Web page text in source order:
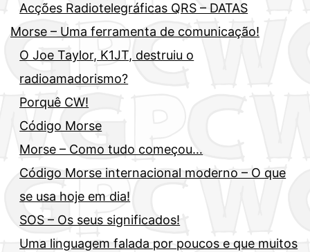
Acções Radiotelegráficas QRS – DATAS
Morse – Uma ferramenta de comunicação!
O Joe Taylor, K1JT, destruiu o
radioamadorismo?
Porquê CW!
Código Morse
Morse – Como tudo começou…
Código Morse internacional moderno – O que
se usa hoje em dia!
SOS – Os seus significados!
Uma linguagem falada por poucos e que muitos